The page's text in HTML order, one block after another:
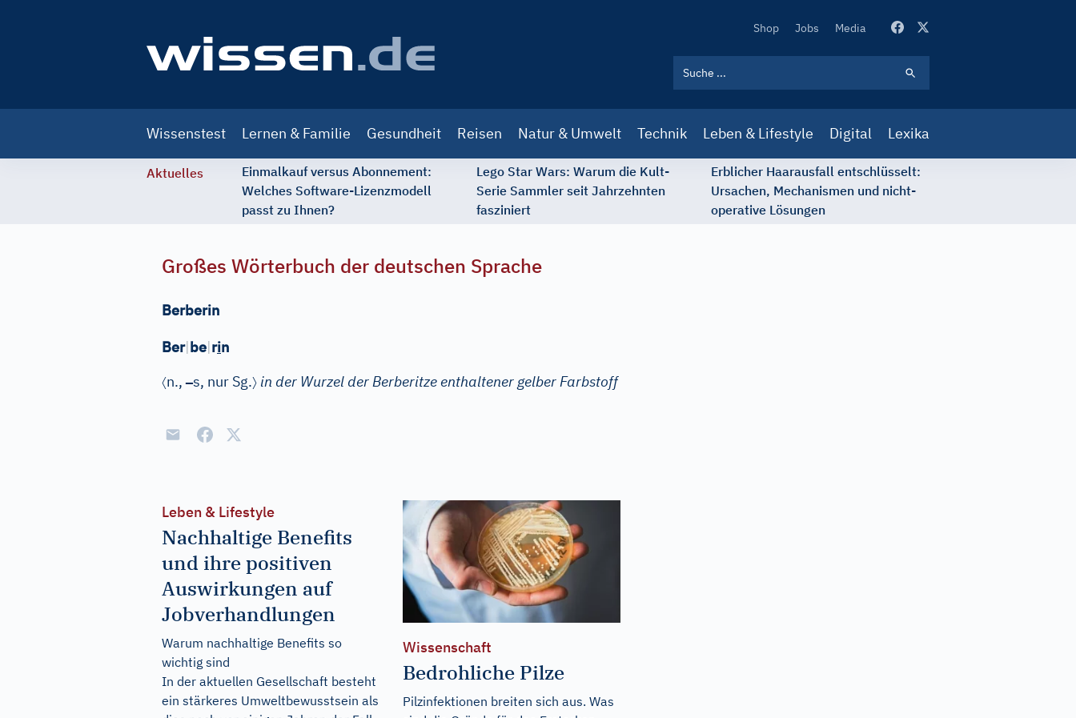
Secondary
Shop Jobs Media
navigation
Wissenstest Lernen & Familie Gesundheit Reisen Natur & Umwelt Technik Leben & Lifestyle Digital Lexika
Aktuelles
Einmalkauf versus Abonnement:
Welches Software-Lizenzmodell
passt zu Ihnen?
Lego Star Wars: Warum die Kult-
Serie Sammler seit Jahrzehnten
fasziniert
Erblicher Haarausfall entschlüsselt:
Ursachen, Mechanismen und nicht-
operative Lösungen
Großes Wörterbuch der deutschen Sprache
Berberin
Ber|be|rin
〈n.,–s, nur Sg.〉 in der Wurzel der Berberitze enthaltener gelber Farbstoff
Leben & Lifestyle
Nachhaltige Benefits
und ihre positiven
Auswirkungen auf
Jobverhandlungen
Warum nachhaltige Benefits so
wichtig sind
In der aktuellen Gesellschaft besteht
ein stärkeres Umweltbewusstsein als
Wissenschaft
Bedrohliche Pilze
Pilzinfektionen breiten sich aus. Was